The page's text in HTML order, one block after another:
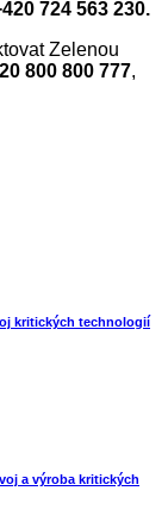
724 563 230.
Zelenou
800 800 777,
kritických technologií
a výroba kritických